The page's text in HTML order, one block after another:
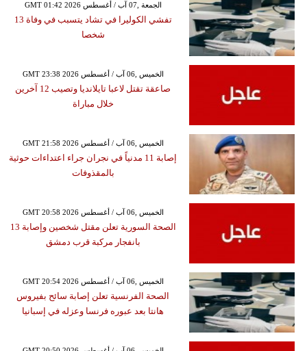
GMT 01:42 2026 الجمعة ,07 آب / أغسطس
تفشي الكوليرا في تشاد يتسبب في وفاة 13
شخصا
GMT 23:38 2026 الخميس ,06 آب / أغسطس
صاعقة تقتل لاعبا تايلانديا وتصيب 12 آخرين
خلال مباراة
GMT 21:58 2026 الخميس ,06 آب / أغسطس
إصابة 11 مدنياً في نجران جراء اعتداءات حوثية
بالمقذوفات
GMT 20:58 2026 الخميس ,06 آب / أغسطس
الصحة السورية تعلن مقتل شخصين وإصابة 13
بانفجار مركبة قرب دمشق
GMT 20:54 2026 الخميس ,06 آب / أغسطس
الصحة الفرنسية تعلن إصابة سائح بفيروس
هانتا بعد عبوره فرنسا وعزله في إسبانيا